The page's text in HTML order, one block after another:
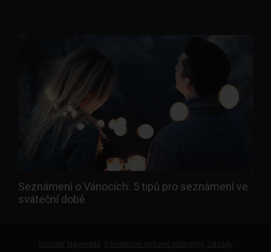
Seznámení o Vánocích: 5 tipů pro seznámení ve
sváteční době